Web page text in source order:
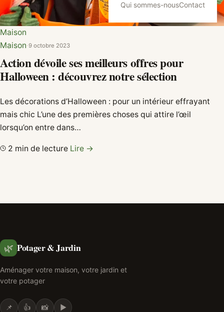
Qui sommes-nousContact
Maison
Maison·9 octobre 2023
Action dévoile ses meilleurs offres pour
Halloween : découvrez notre sélection
Les décorations d’Halloween : pour un intérieur effrayant
mais chic L’une des premières choses qui attire l’œil
lorsqu’on entre dans…
2 min de lecture Lire →
🌿 Potager & Jardin
Aménager votre maison, votre jardin et
votre potager
📌 👍 📸 ▶️